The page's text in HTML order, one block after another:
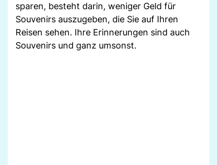
sparen, besteht darin, weniger Geld für
Souvenirs auszugeben, die Sie auf Ihren
Reisen sehen. Ihre Erinnerungen sind auch
Souvenirs und ganz umsonst.